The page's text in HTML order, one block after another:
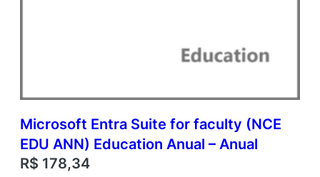
Microsoft Entra Suite for faculty (NCE
EDU ANN) Education Anual – Anual
R$ 178,34